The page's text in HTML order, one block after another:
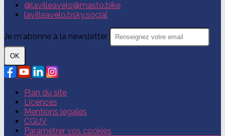
@lavilleavelo@masto.bike
lavilleavelo.bsky.social
Je m'abonne à la newsletter
OK
Plan du site
Licences
Mentions légales
CGUV
Paramétrer vos cookies